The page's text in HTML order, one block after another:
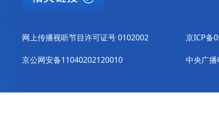
网上传播视听节目许可证号 0102002
京公网安备11040202120010
京ICP备
中央广